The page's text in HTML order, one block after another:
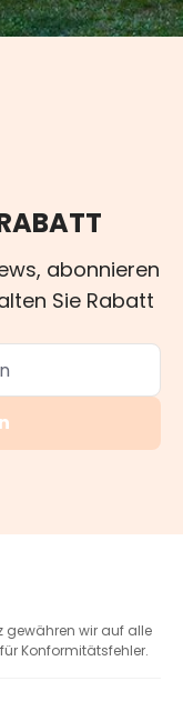
abonnieren
Sie Rabatt
gewähren wir auf alle
für Konformitätsfehler.